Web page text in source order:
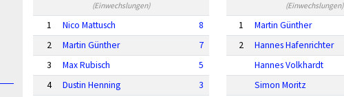
(Einwechslungen)
1 Nico Mattusch
8
2
Martin Günther
7
3
Max Rubisch
5
4
Dustin Henning
3
(Einwechslungen)
1 Martin Günther
2
Hannes Hafenrichter
Hannes Volkhardt
Simon Moritz